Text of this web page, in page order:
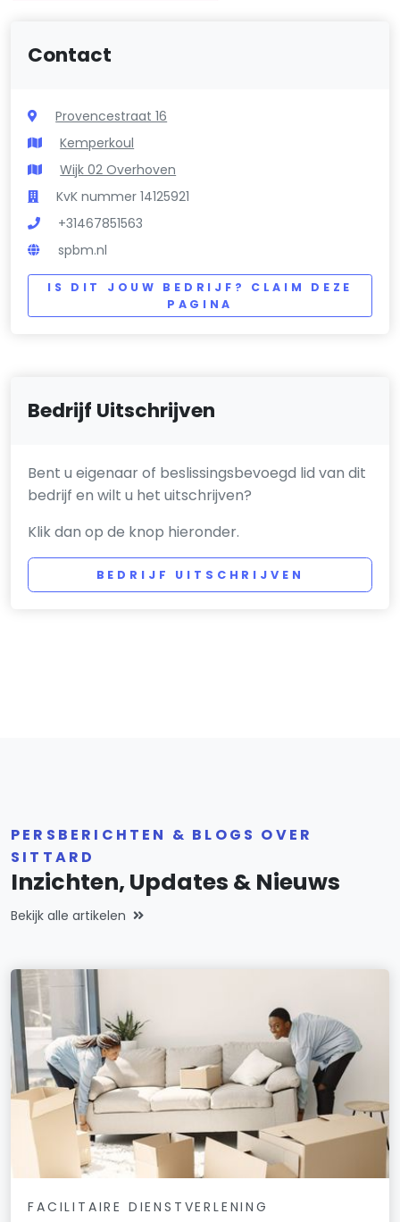
Contact
Provencestraat 16
Kemperkoul
Wijk 02 Overhoven
KvK nummer 14125921
+31467851563
spbm.nl
IS DIT JOUW BEDRIJF? CLAIM DEZE
PAGINA
Bedrijf Uitschrijven
Bent u eigenaar of beslissingsbevoegd lid van dit
bedrijf en wilt u het uitschrijven?
Klik dan op de knop hieronder.
BEDRIJF UITSCHRIJVEN
PERSBERICHTEN & BLOGS OVER
SITTARD
Inzichten, Updates & Nieuws
Bekijk alle artikelen
FACILITAIRE DIENSTVERLENING